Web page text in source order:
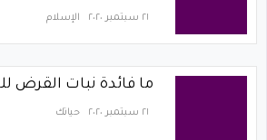
٢١ سبتمبر ٢٠٢٠ الإسلام
ما فائدة نبات القرض
٢١ سبتمبر ٢٠٢٠ حياتك